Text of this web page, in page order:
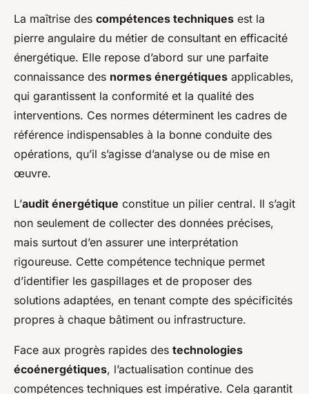
La maîtrise des compétences techniques est la
pierre angulaire du métier de consultant en efficacité
énergétique. Elle repose d’abord sur une parfaite
connaissance des normes énergétiques applicables,
qui garantissent la conformité et la qualité des
interventions. Ces normes déterminent les cadres de
référence indispensables à la bonne conduite des
opérations, qu’il s’agisse d’analyse ou de mise en
œuvre.
L’audit énergétique constitue un pilier central. Il s’agit
non seulement de collecter des données précises,
mais surtout d’en assurer une interprétation
rigoureuse. Cette compétence technique permet
d’identifier les gaspillages et de proposer des
solutions adaptées, en tenant compte des spécificités
propres à chaque bâtiment ou infrastructure.
Face aux progrès rapides des technologies
écoénergétiques, l’actualisation continue des
compétences techniques est impérative. Cela garantit